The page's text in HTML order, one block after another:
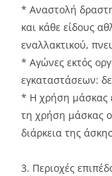
* Αναστολή
και κάθε είδους
εναλλακτικού,
* Αγώνες εκτός
εγκαταστάσεων:
* Η χρήση μάσκας
τη χρήση μάσκας
διάρκεια της
3. Περιοχές